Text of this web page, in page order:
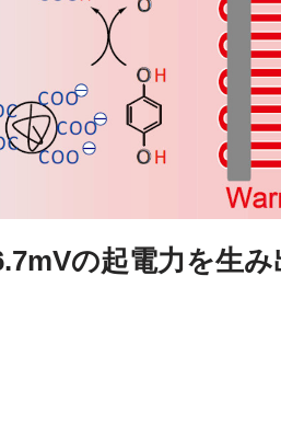
の起電力を生み